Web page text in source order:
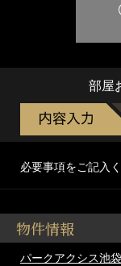
部屋
必要事項をご記入く
物件情報
パークアクシス池